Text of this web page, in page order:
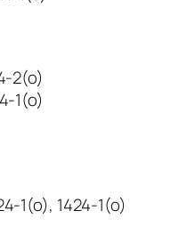
2(о)
1(о)
1(о), 1424-1(о)